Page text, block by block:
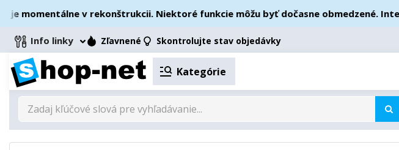
v rekonštrukcii. Niektoré funkcie môžu byť dočasne obmedzené.
Info linky Zľavnené Skontrolujte stav objedávky
Kategórie